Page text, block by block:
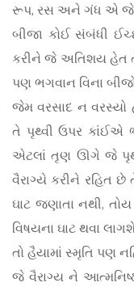
રૂપ, રસ અને ગંધ એ જે
બીજા કોઈ સંબંધી
કરીને જે અતિશય હેત
પણ ભગવાન વિના
જેમ વરસાદ ન વરસ્યો
તે પૃથ્વી ઉપર કાંઈએ
એટલાં તૃણ ઊગે જે
વૈરાગ્યે કરીને રહિત છે
ઘાટ જણાતા નથી,
વિષયના ઘાટ થવા
તો હૈયામાં સ્મૃતિ પણ
જે વૈરાગ્ય ને